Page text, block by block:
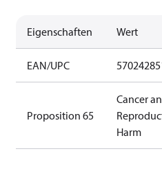
Eigenschaften Wert
EAN/UPC
Proposition 65
Cancer
Harm